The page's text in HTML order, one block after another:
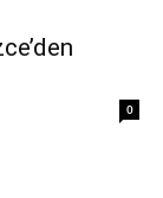
0